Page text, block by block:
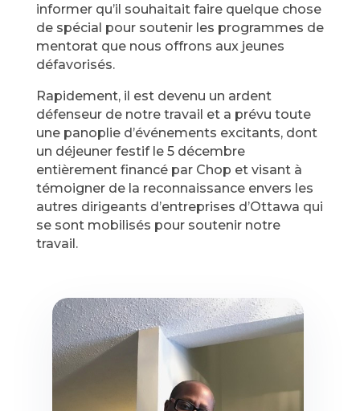
informer qu’il souhaitait faire quelque chose
de spécial pour soutenir les programmes de
mentorat que nous offrons aux jeunes
défavorisés.
Rapidement, il est devenu un ardent
défenseur de notre travail et a prévu toute
une panoplie d’événements excitants, dont
un déjeuner festif le 5 décembre
entièrement financé par Chop et visant à
témoigner de la reconnaissance envers les
autres dirigeants d’entreprises d’Ottawa qui
se sont mobilisés pour soutenir notre
travail.